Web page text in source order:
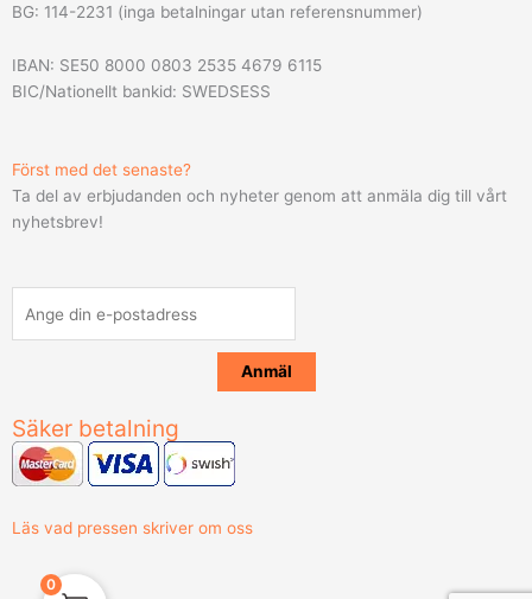
BG: 114-2231 (inga betalningar utan referensnummer)
IBAN: SE50 8000 0803 2535 4679 6115
BIC/Nationellt bankid: SWEDSESS
Först med det senaste?
Ta del av erbjudanden och nyheter genom att anmäla dig till vårt
nyhetsbrev!
Säker betalning
Läs vad pressen skriver om oss
0